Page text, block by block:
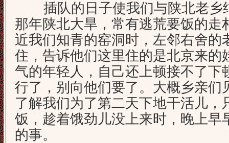
插队的日子使我们与陕北老乡
那年陕北大旱，常有逃荒要饭的走
近我们知青的窑洞时，左邻右舍的
住，告诉他们这里住的是北京来的
气的年轻人，自己还上顿接不了下
行了，别向他们要了。大概乡亲们
了解我们为了第二天下地干活儿，
饭，趁着饿劲儿没上来时，晚上早
的事。